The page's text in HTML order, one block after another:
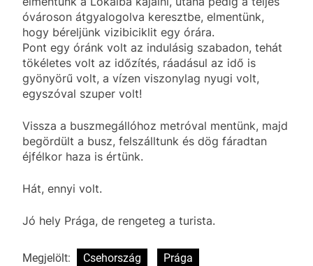
óvároson átgyalogolva keresztbe, elmentünk,
hogy béreljünk vizibiciklit egy órára.
Pont egy óránk volt az indulásig szabadon, tehát
tökéletes volt az időzítés, ráadásul az idő is
gyönyörű volt, a vízen viszonylag nyugi volt,
egyszóval szuper volt!
Vissza a buszmegállóhoz metróval mentünk, majd
begördült a busz, felszálltunk és dög fáradtan
éjfélkor haza is értünk.
Hát, ennyi volt.
Jó hely Prága, de rengeteg a turista.
Megjelölt: Csehország Prága